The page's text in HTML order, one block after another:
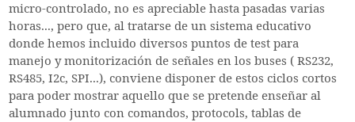
micro-controlado, no es apreciable hasta pasadas varias
horas..., pero que, al tratarse de un sistema educativo
donde hemos incluido diversos puntos de test para
manejo y monitorización de señales en los buses ( RS232,
RS485, I2c, SPI...), conviene disponer de estos ciclos cortos
para poder mostrar aquello que se pretende enseñar al
alumnado junto con comandos, protocols, tablas de